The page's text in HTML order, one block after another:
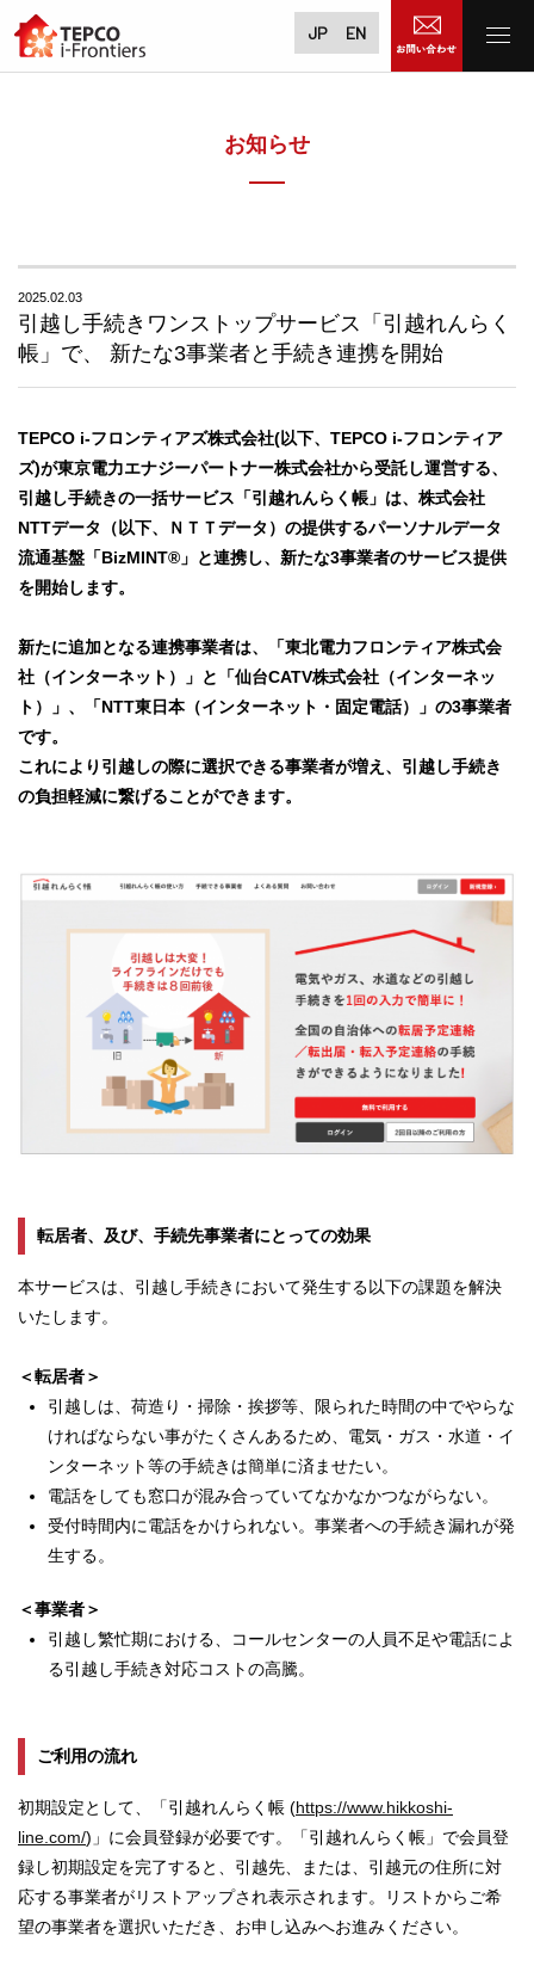
JP EN
お知らせ
2025.02.03
引越し手続きワンストップサービス「引越れんらく
帳」で、 新たな3事業者と手続き連携を開始
TEPCO i-フロンティアズ株式会社(以下、TEPCO i-フロンティア
ズ)が東京電力エナジーパートナー株式会社から受託し運営する、
引越し手続きの一括サービス「引越れんらく帳」は、株式会社
NTTデータ（以下、ＮＴＴデータ）の提供するパーソナルデータ
流通基盤「BizMINT®」と連携し、新たな3事業者のサービス提供
を開始します。
新たに追加となる連携事業者は、「東北電力フロンティア株式会
社（インターネット）」と「仙台CATV株式会社（インターネッ
ト）」、「NTT東日本（インターネット・固定電話）」の3事業者
です。
これにより引越しの際に選択できる事業者が増え、引越し手続き
の負担軽減に繋げることができます。
転居者、及び、手続先事業者にとっての効果
本サービスは、引越し手続きにおいて発生する以下の課題を解決
いたします。
＜転居者＞
引越しは、荷造り・掃除・挨拶等、限られた時間の中でやらな
ければならない事がたくさんあるため、電気・ガス・水道・イ
ンターネット等の手続きは簡単に済ませたい。
電話をしても窓口が混み合っていてなかなかつながらない。
受付時間内に電話をかけられない。事業者への手続き漏れが発
生する。
＜事業者＞
引越し繁忙期における、コールセンターの人員不足や電話によ
る引越し手続き対応コストの高騰。
ご利用の流れ
初期設定として、「引越れんらく帳 (https://www.hikkoshi-
line.com/)」に会員登録が必要です。「引越れんらく帳」で会員登
録し初期設定を完了すると、引越先、または、引越元の住所に対
応する事業者がリストアップされ表示されます。リストからご希
望の事業者を選択いただき、お申し込みへお進みください。